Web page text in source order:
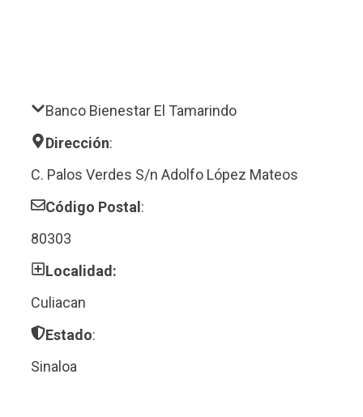
Banco Bienestar El Tamarindo
Dirección:
C. Palos Verdes S/n Adolfo López Mateos
Código Postal :
80303
Localidad:
Culiacan
Estado:
Sinaloa